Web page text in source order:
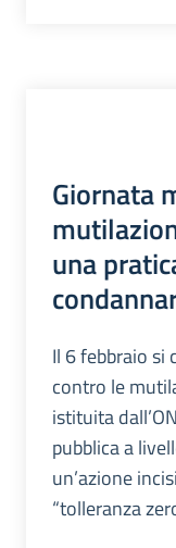
Giornata
una
Il 6 febbraio si
contro le
istituita
pubblica a
un’azione
“tolleranza